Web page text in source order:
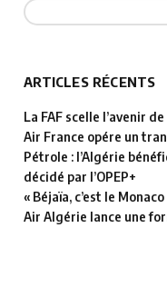
ARTICLES RÉCENTS
La FAF scelle l’avenir
Air France opére un
Pétrole : l’Algérie
décidé par l’OPEP+
« Béjaïa, c’est le
Air Algérie lance une